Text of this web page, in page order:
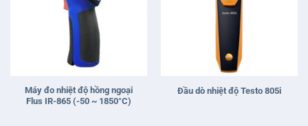
Máy đo nhiệt độ hồng ngoại
Flus IR-865 (-50 ~ 1850°C)
Đầu dò nhiệt độ Testo 805i